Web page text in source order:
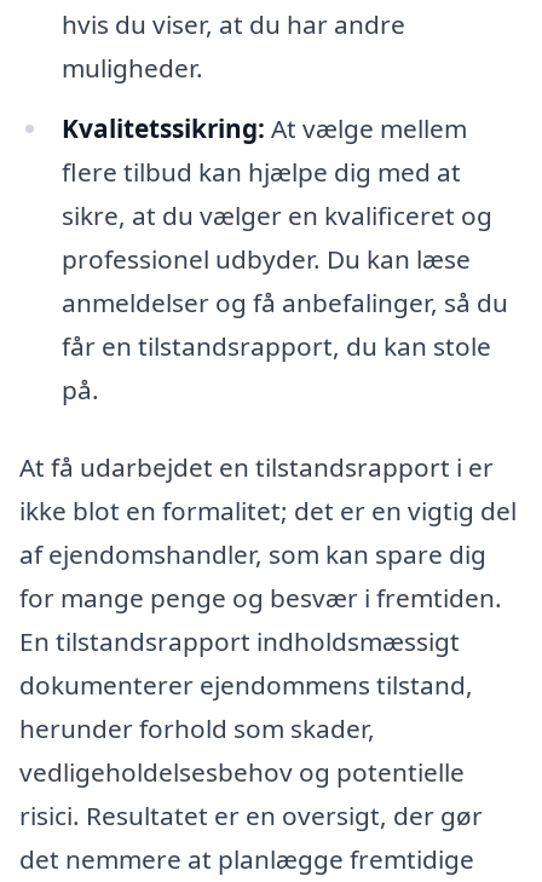
hvis du viser, at du har andre
muligheder.
Kvalitetssikring: At vælge mellem
flere tilbud kan hjælpe dig med at
sikre, at du vælger en kvalificeret og
professionel udbyder. Du kan læse
anmeldelser og få anbefalinger, så du
får en tilstandsrapport, du kan stole
på.
At få udarbejdet en tilstandsrapport i er
ikke blot en formalitet; det er en vigtig del
af ejendomshandler, som kan spare dig
for mange penge og besvær i fremtiden.
En tilstandsrapport indholdsmæssigt
dokumenterer ejendommens tilstand,
herunder forhold som skader,
vedligeholdelsesbehov og potentielle
risici. Resultatet er en oversigt, der gør
det nemmere at planlægge fremtidige